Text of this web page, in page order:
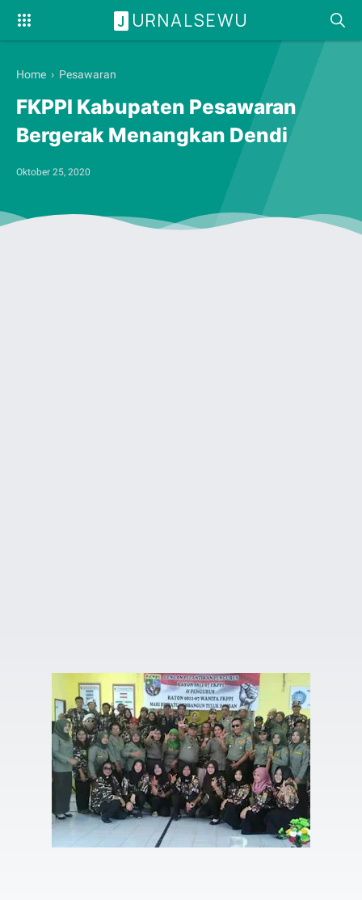
J URNALSEWU
Home › Pesawaran
FKPPI Kabupaten Pesawaran
Bergerak Menangkan Dendi
Oktober 25, 2020